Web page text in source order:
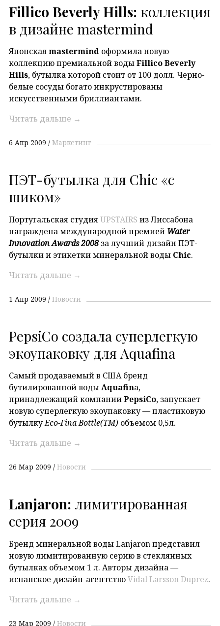
Fillico Beverly Hills: коллекция
в дизайне mastermind
Японскаяmastermind оформила новую
коллекцию премиальной водыFillico Beverly
Hills, бутылка которой стоит от 100 долл. Черно-
белые сосуды богато инкрустированы
искусственными бриллиантами.
Читать дальше →
6 Апр 2009 Маркетинг
ПЭТ-бутылка для Chic «с
шиком»
Португальская студияUPSTAIRS из Лиссабона
награждена международной премией Water
Innovation Awards 2008за лучший дизайн ПЭТ-
бутылки и этикетки минеральной воды Chic.
Читать дальше →
1 Апр 2009 Новости
PepsiCo создала суперлегкую
экоупаковку для Aquafina
Самый продаваемый в США бренд
бутилированной водыAquafina,
принадлежащий компанииPepsiCo, запускает
новую суперлегкую экоупаковку — пластиковую
бутылкуEco-Fina Bottle(TM) объемом 0,5л.
Читать дальше →
26 Мар 2009 Новости
Lanjaron: лимитированная
серия 2009
Бренд минеральной воды Lanjaron представил
новую лимитированную серию в стеклянных
бутылках объемом 1 л. Авторы дизайна —
испанское дизайн-агентствоVidal Larsson Duprez.
Читать дальше →
23 Мар 2009 Новости